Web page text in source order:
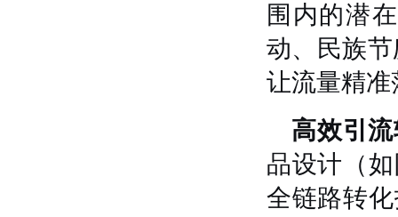
围内的潜
动、民族
让流量精
高效引
品设计（
全链路转